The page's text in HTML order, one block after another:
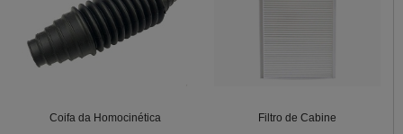
Coifa da Homocinética Filtro de Cabine